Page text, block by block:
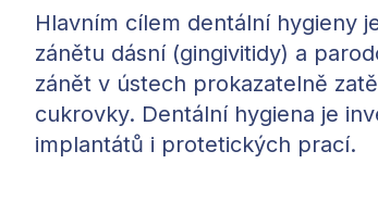
Hlavním cílem dentální hygieny
zánětu dásní (gingivitidy) a
zánět v ústech prokazatelně
cukrovky. Dentální hygiena je
implantátů i protetických prací.